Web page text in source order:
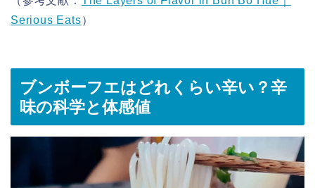
Serious Eats）
ブンボーフエはどれくらい辛い？辛
味の科学と体感値